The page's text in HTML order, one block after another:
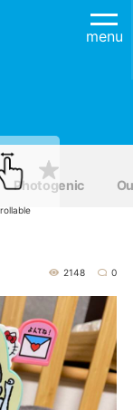
menu
Photogenic
scrollable
2148 0